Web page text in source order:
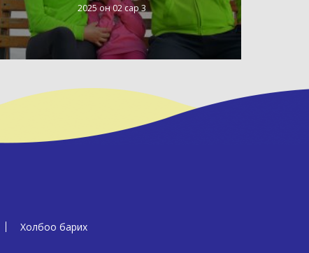
2025 он 02 сар 3
Холбоо барих